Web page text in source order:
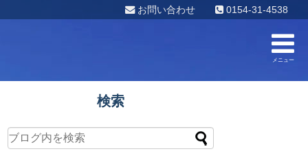
お問い合わせ 0154-31-4538
メニュー
検索